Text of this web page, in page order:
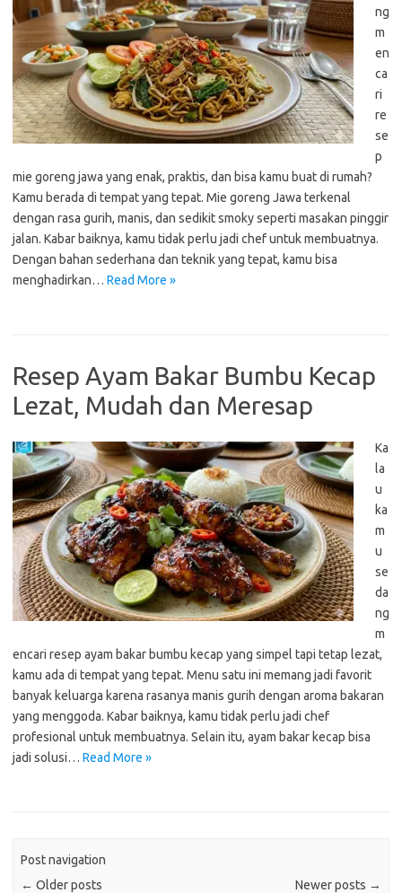
ng
m
en
ca
ri
re
se
p
mie goreng jawa yang enak, praktis, dan bisa kamu buat di rumah?
Kamu berada di tempat yang tepat. Mie goreng Jawa terkenal
dengan rasa gurih, manis, dan sedikit smoky seperti masakan pinggir
jalan. Kabar baiknya, kamu tidak perlu jadi chef untuk membuatnya.
Dengan bahan sederhana dan teknik yang tepat, kamu bisa
menghadirkan… Read More »
Resep Ayam Bakar Bumbu Kecap
Lezat, Mudah dan Meresap
Ka
la
u
ka
m
u
se
da
ng
m
encari resep ayam bakar bumbu kecap yang simpel tapi tetap lezat,
kamu ada di tempat yang tepat. Menu satu ini memang jadi favorit
banyak keluarga karena rasanya manis gurih dengan aroma bakaran
yang menggoda. Kabar baiknya, kamu tidak perlu jadi chef
profesional untuk membuatnya. Selain itu, ayam bakar kecap bisa
jadi solusi… Read More »
Post navigation
← Older posts Newer posts →